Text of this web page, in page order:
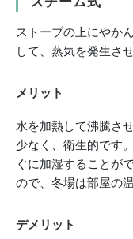
ストーブの上にやか
して、蒸気を発生させ
メリット
水を加熱して沸騰さ
少なく、衛生的です
ぐに加湿することが
ので、冬場は部屋の
デメリット